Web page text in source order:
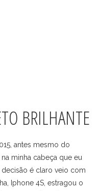
BRILHANTE
antes mesmo do
minha cabeça que eu
é claro veio com
Iphone 4S, estragou o